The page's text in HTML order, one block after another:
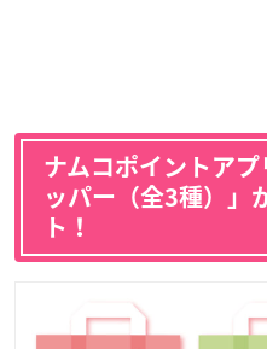
ナムコポイントア
ッパー（全3種）」
ト！